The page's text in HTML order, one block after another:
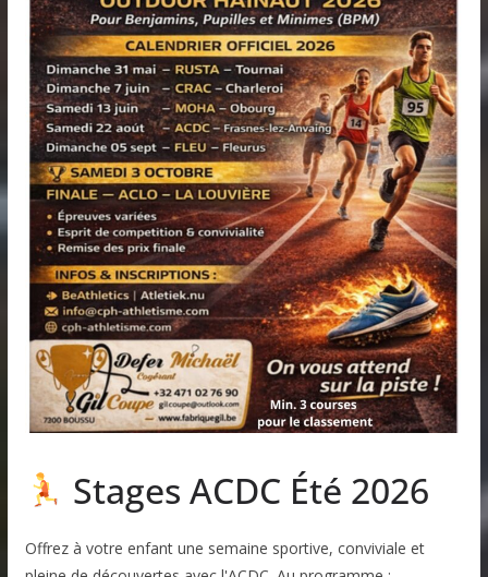
Stages ACDC Été 2026
Offrez à votre enfant une semaine sportive, conviviale et